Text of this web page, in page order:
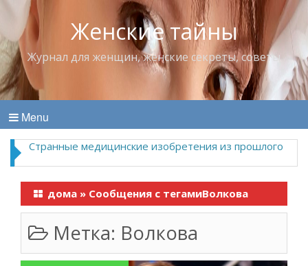
Женские тайны
Журнал для женщин, женские секреты, советы
Menu
Странные медицинские изобретения из прошлого
дома » Сообщения с тегамиВолкова
Метка: Волкова